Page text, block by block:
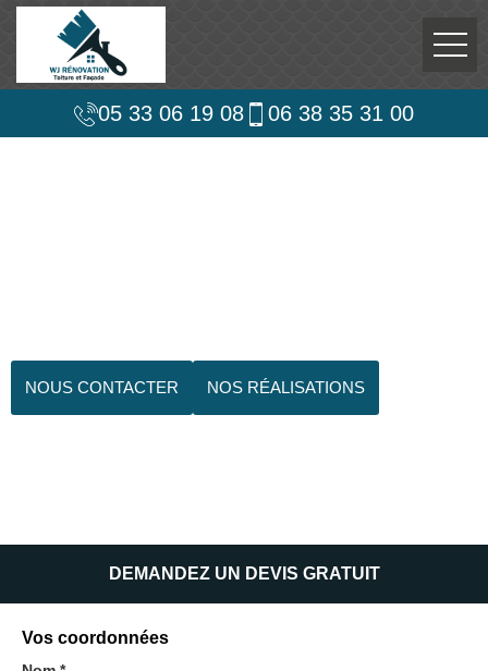
05 33 06 19 08 06 38 35 31 00
NOUS CONTACTER NOS RÉALISATIONS
DEMANDEZ UN DEVIS GRATUIT
Vos coordonnées